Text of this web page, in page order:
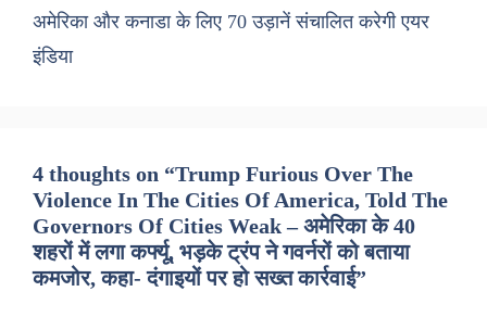
अमेरिका और कनाडा के लिए 70 उड़ानें संचालित करेगी एयर
इंडिया
4 thoughts on “Trump Furious Over The
Violence In The Cities Of America, Told The
Governors Of Cities Weak – अमेरिका के 40
शहरों में लगा कर्फ्यू, भड़के ट्रंप ने गवर्नरों को बताया
कमजोर, कहा- दंगाइयों पर हो सख्त कार्रवाई”